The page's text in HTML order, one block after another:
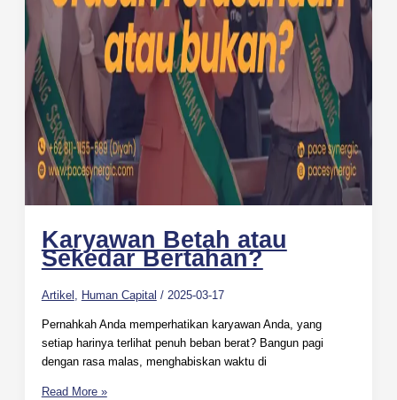
Karyawan Betah atau
Sekedar Bertahan?
Artikel , Human Capital / 2025-03-17
Pernahkah Anda memperhatikan karyawan Anda, yang
setiap harinya terlihat penuh beban berat? Bangun pagi
dengan rasa malas, menghabiskan waktu di
Read More »